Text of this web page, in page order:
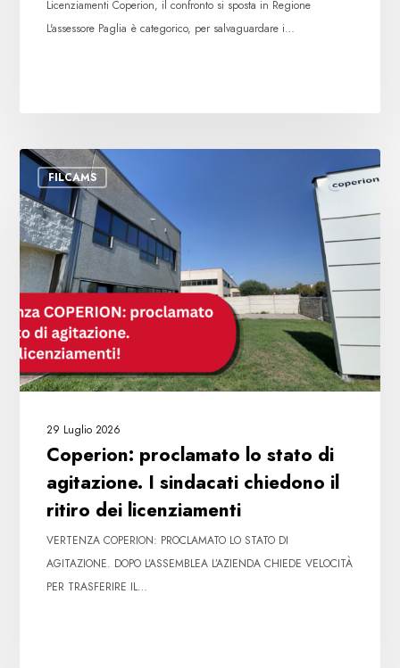
Licenziamenti Coperion, il confronto si sposta in Regione
L'assessore Paglia è categorico, per salvaguardare i…
FILCAMS
Coperion:
proclamato
lo
stato
di
agitazione.
I
sindacati
chiedono
il
ritiro
licenziamenti
29 Luglio 2026
Coperion: proclamato lo stato di
agitazione. I sindacati chiedono il
ritiro dei licenziamenti
VERTENZA COPERION: PROCLAMATO LO STATO DI
AGITAZIONE. DOPO L’ASSEMBLEA L’AZIENDA CHIEDE VELOCITÀ
PER TRASFERIRE IL…